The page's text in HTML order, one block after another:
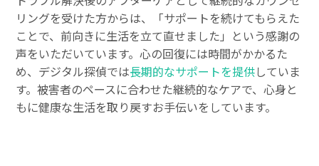
リングを受けた方からは、「サポートを続けてもらえた
ことで、前向きに生活を立て直せました」という感謝の
声をいただいています。心の回復には時間がかかるた
め、デジタル探偵では長期的なサポートを提供していま
す。被害者のペースに合わせた継続的なケアで、心身と
もに健康な生活を取り戻すお手伝いをしています。